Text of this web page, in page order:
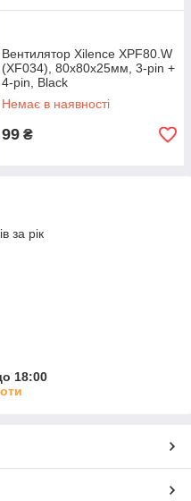
Вентилятор Xilence XPF80.W
(XF034), 80х80х25мм, 3-pin +
4-pin, Black
Немає в наявності
99 ₴
за рік
18:00